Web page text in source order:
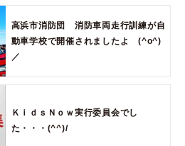
高浜市消防団 消防車両走行訓練が自
動車学校で開催されましたよ (^o^)
／
ＫｉｄｓＮｏｗ実行委員会でし
た・・・(^^)/